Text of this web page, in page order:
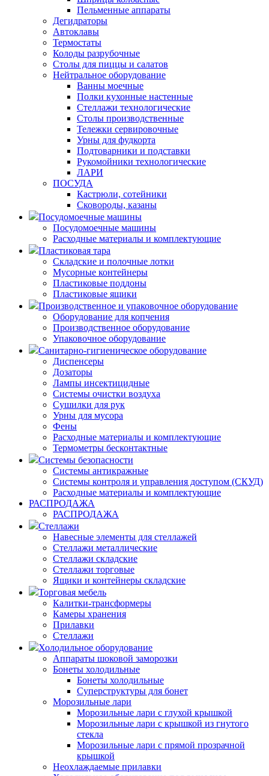
Пельменные аппараты
Дегидраторы
Автоклавы
Термостаты
Колоды разрубочные
Столы для пиццы и салатов
Нейтральное оборудование
Ванны моечные
Полки кухонные настенные
Стеллажи технологические
Столы производственные
Тележки сервировочные
Урны для фудкорта
Подтоварники и подставки
Рукомойники технологические
ЛАРИ
ПОСУДА
Кастрюли, сотейники
Сковороды, казаны
Посудомоечные машины
Посудомоечные машины
Расходные материалы и комплектующие
Пластиковая тара
Складские и полочные лотки
Мусорные контейнеры
Пластиковые поддоны
Пластиковые ящики
Производственное и упаковочное оборудование
Оборудование для копчения
Производственное оборудование
Упаковочное оборудование
Санитарно-гигиеническое оборудование
Диспенсеры
Дозаторы
Лампы инсектицидные
Системы очистки воздуха
Сушилки для рук
Урны для мусора
Фены
Расходные материалы и комплектующие
Термометры бесконтактные
Системы безопасности
Системы антикражные
Системы контроля и управления доступом (СКУД)
Расходные материалы и комплектующие
РАСПРОДАЖА
РАСПРОДАЖА
Стеллажи
Навесные элементы для стеллажей
Стеллажи металлические
Стеллажи складские
Стеллажи торговые
Ящики и контейнеры складские
Торговая мебель
Калитки-трансформеры
Камеры хранения
Прилавки
Стеллажи
Холодильное оборудование
Аппараты шоковой заморозки
Бонеты холодильные
Бонеты холодильные
Суперструктуры для бонет
Морозильные лари
Морозильные лари с глухой крышкой
Морозильные лари с крышкой из гнутого
стекла
Морозильные лари с прямой прозрачной
крышкой
Неохлаждаемые прилавки